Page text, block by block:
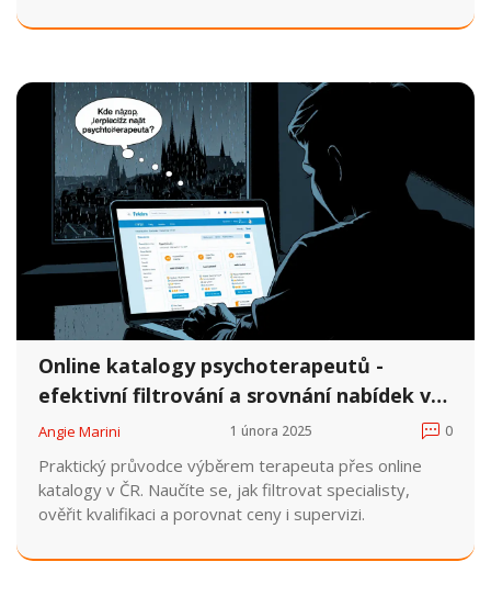
Online katalogy psychoterapeutů -
efektivní filtrování a srovnání nabídek v
ČR
Angie Marini 1 února 2025 0
Praktický průvodce výběrem terapeuta přes online
katalogy v ČR. Naučíte se, jak filtrovat specialisty,
ověřit kvalifikaci a porovnat ceny i supervizi.